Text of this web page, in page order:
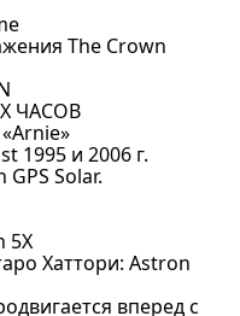
The Crown
ЧАСОВ
1995 и 2006 г.
Solar.
5X
Хаттори: Astron
вперед с